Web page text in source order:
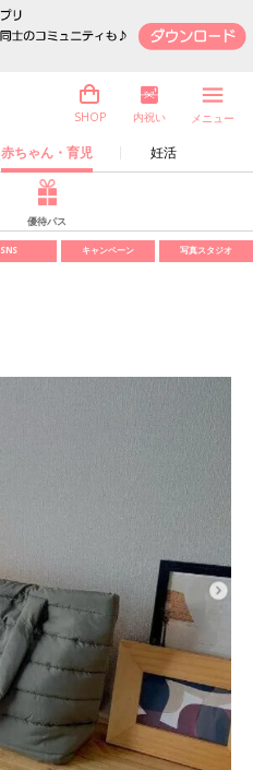
赤ちゃん・育児 妊活
SHOP 内祝い メニュー
優待パス
SNS キャンペーン 写真スタジオ